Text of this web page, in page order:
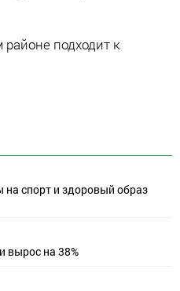
на спорт и здоровый образ
вырос на 38%
подходит к